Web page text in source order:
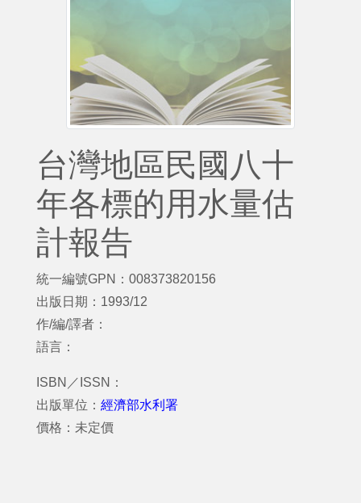
台灣地區民國八十
年各標的用水量估
計報告
統一編號GPN：008373820156
出版日期：1993/12
作/編/譯者：
語言：
ISBN／ISSN：
出版單位： 經濟部水利署
價格：未定價